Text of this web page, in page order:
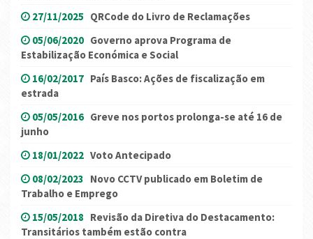
27/11/2025 QRCode do Livro de Reclamações
05/06/2020 Governo aprova Programa de
Estabilização Económica e Social
16/02/2017 País Basco: Ações de fiscalização em
estrada
05/05/2016 Greve nos portos prolonga-se até 16 de
junho
18/01/2022 Voto Antecipado
08/02/2023 Novo CCTV publicado em Boletim de
Trabalho e Emprego
15/05/2018 Revisão da Diretiva do Destacamento:
Transitários também estão contra